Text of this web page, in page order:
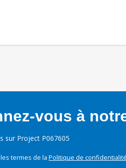
vous à
sur Project P067605
termes de la Politique de confidentialité